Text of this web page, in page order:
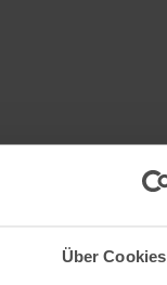
Über Cookies